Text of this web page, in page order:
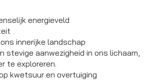
energieveld
innerijke landschap
stevige aanwezigheid in ons lichaam,
te exploreren.
kwetsuur en overtuiging